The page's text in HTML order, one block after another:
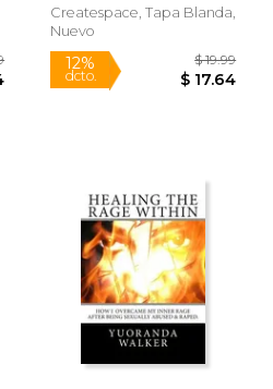
15%
Badge? (en Inglés)
Createspace, Tapa Blanda,
Nuevo